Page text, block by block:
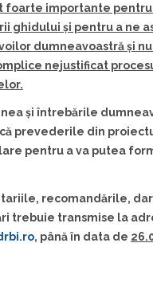
foarte importante pentru
ghidului și pentru a ne
dumneavoastră și
nejustificat
și întrebările
prevederile din
pentru a va putea
recomandările, dar
trebuie transmise la
, până în data de